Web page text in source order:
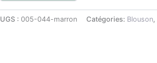
UGS : 005-044-marron Catégories: Blouson,